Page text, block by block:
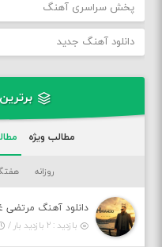
پخش سراسری آهنگ
دانلود آهنگ جدید
مطالب ویژه
روزانه
دانلود آهنگ مرتضی
بازدید : ۲ بازدید بار /